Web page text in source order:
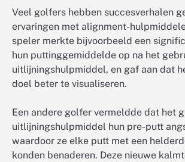
Veel golfers hebben succesverhalen
ervaringen met alignment-
speler merkte bijvoorbeeld een
hun puttinggemiddelde op na het
uitlijningshulpmiddel, en gaf aan dat
doel beter te visualiseren.
Een andere golfer vermeldde dat het
uitlijningshulpmiddel hun pre-putt
waardoor ze elke putt met een
konden benaderen. Deze nieuwe